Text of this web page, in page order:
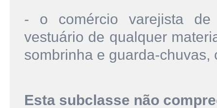
- o comércio varejista de
vestuário de qualquer
sombrinha e guarda-
Esta subclasse não